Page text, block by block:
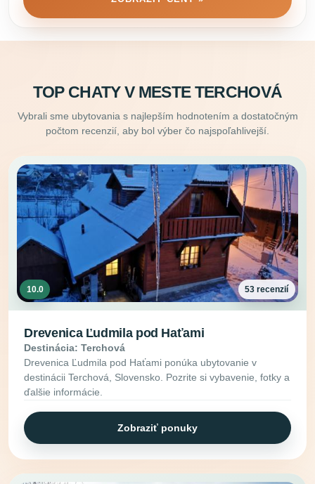
TOP CHATY V MESTE TERCHOVÁ
Vybrali sme ubytovania s najlepším hodnotením a dostatočným
počtom recenzií, aby bol výber čo najspoľahlivejší.
10.0 53 recenzií
Drevenica Ľudmila pod Haťami
Destinácia: Terchová
Drevenica Ľudmila pod Haťami ponúka ubytovanie v
destinácii Terchová, Slovensko. Pozrite si vybavenie, fotky a
ďalšie informácie.
Zobraziť ponuky